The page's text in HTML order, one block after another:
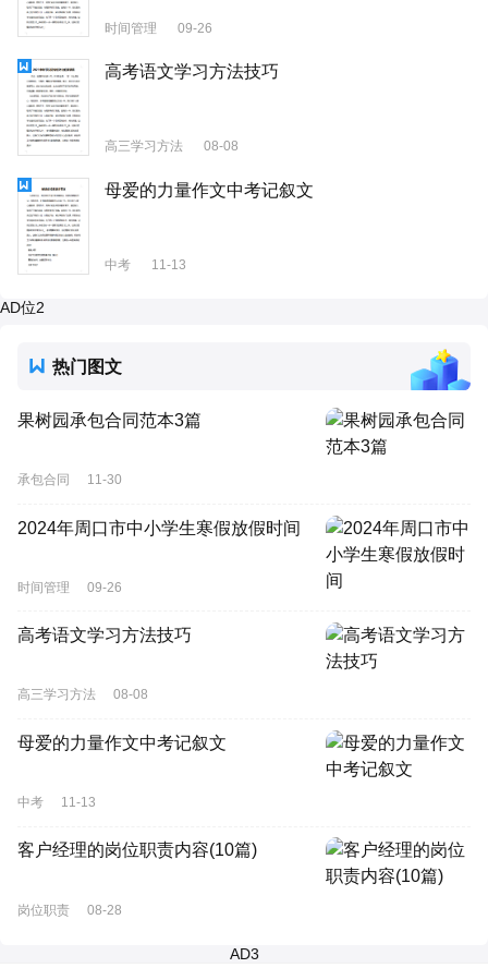
时间管理 09-26
高考语文学习方法技巧
高三学习方法 08-08
母爱的力量作文中考记叙文
中考 11-13
AD位2
热门图文
果树园承包合同范本3篇
承包合同 11-30
2024年周口市中小学生寒假放假时间
时间管理 09-26
高考语文学习方法技巧
高三学习方法 08-08
母爱的力量作文中考记叙文
中考 11-13
客户经理的岗位职责内容(10篇)
岗位职责 08-28
AD3